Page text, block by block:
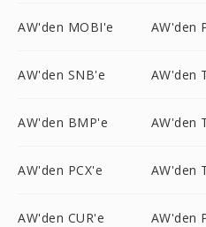
AW'den MOBI'e AW'den
AW'den SNB'e AW'den
AW'den BMP'e AW'den
AW'den PCX'e AW'den
AW'den CUR'e AW'den